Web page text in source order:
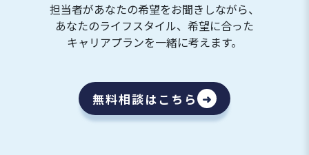
担当者があなたの希望をお聞きしながら、
あなたのライフスタイル、希望に合った
キャリアプランを一緒に考えます。
無料相談はこちら ➜